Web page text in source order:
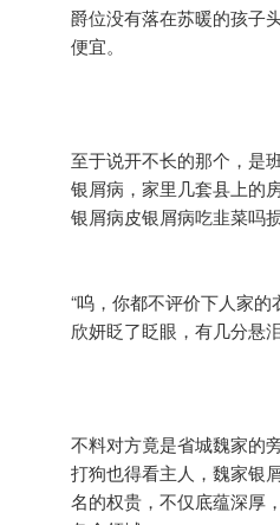
爵位没有落在苏暖的孩子
便宜。
至于说开不长的那个，是
银屑病，家里几套县上的
银屑病皮银屑病吃韭菜吗
“呜，你都不评价下人家
欣妍眨了眨眼，有几分悬
不料对方竟是省城魏家的
打狗也得看主人，魏家银
名的权贵，不仅底蕴深厚